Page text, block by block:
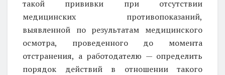
такой прививки при отсутствии
медицинских противопоказаний,
выявленной по результатам медицинского
осмотра, проведенного до момента
отстранения, а работодателю — определить
порядок действий в отношении такого